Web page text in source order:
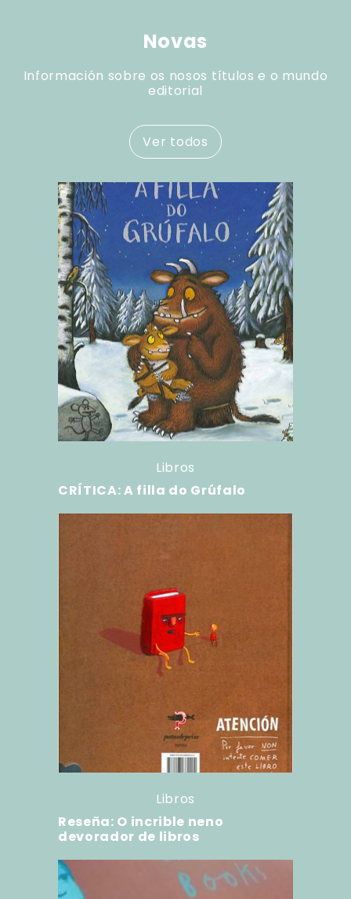
Novas
Información sobre os nosos títulos e o mundo
editorial
Ver todos
Libros
CRÍTICA: A filla do Grúfalo
Libros
Reseña: O incrible neno
devorador de libros